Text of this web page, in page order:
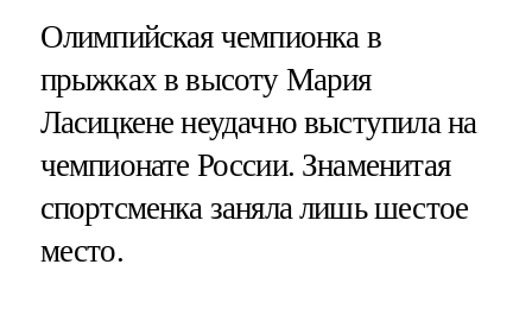
Олимпийская чемпионка в
прыжках в высоту Мария
Ласицкене неудачно выступила на
чемпионате России. Знаменитая
спортсменка заняла лишь шестое
место.